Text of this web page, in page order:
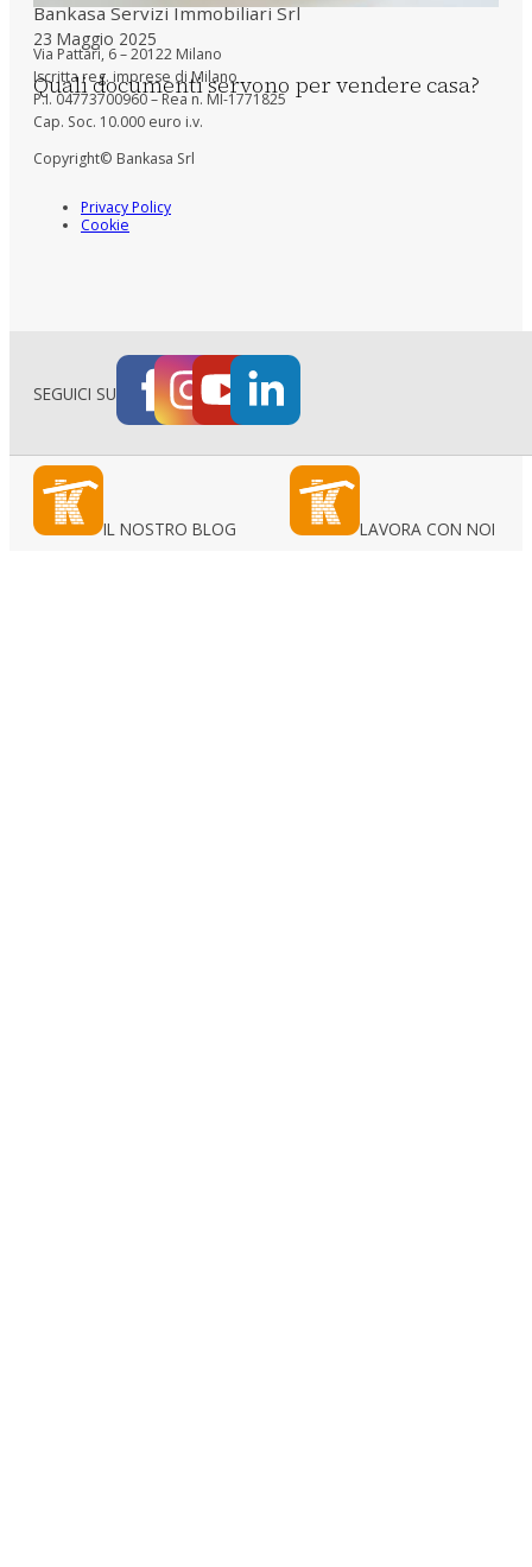
23 Maggio 2025
Quali documenti servono per vendere casa?
Bankasa Servizi Immobiliari Srl
Via Pattari, 6 – 20122 Milano
Iscritta reg. imprese di Milano
P.I. 04773700960 – Rea n. MI-1771825
Cap. Soc. 10.000 euro i.v.
Copyright© Bankasa Srl
Privacy Policy
Cookie
SEGUICI SU
IL NOSTRO BLOG LAVORA CON NOI